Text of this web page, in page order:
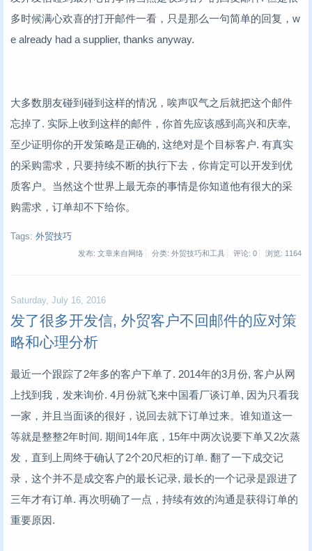
多时候满心欢喜的打开邮件一看，只是那么一句简单的回复，w
e already had a supplier, thanks anyway.
大多数朋友碰到碰到这样的情况，唉声叹气之后就把这个邮件
忘掉了. 实际上收到这样的邮件，你首先应该感到高兴和庆幸,
至少证明你的开发策略是正确的, 这绝对是个目标客户. 有真实
的采购需求，只要持续不断的执行下去，你肯定可以开发到优
质客户。当然这个世界上最无奈的事情是你知道他有很大的采
购需求，订单却不下给你。
Tags: 外贸技巧
发布: 文章来自网络 分类: 外贸技巧和工具 评论: 0 浏览: 1164
Saturday, July 16, 2016
发了很多开发信, 外贸客户不回邮件的应对策
略和心理分析
最近一个跟踪了2年多的客户下单了. 2014年的3月份, 客户从网
上找到我，发来询价. 4月份就飞来中国看厂谈订单, 因为只看我
一家，并且当面谈的很好，说回去就下订单过来。谁知道这一
等就是整整2年时间. 期间14年底，15年中两次说要下单又2次蒸
发，直到上周终于确认了2个20尺柜的订单. 翻了一下成交记
录，这个并不是成交客户的最长记录, 最长的一个记录是跟进了
三年才有订单. 再次明确了一点，持续有效的沟通是获得订单的
重要原因.